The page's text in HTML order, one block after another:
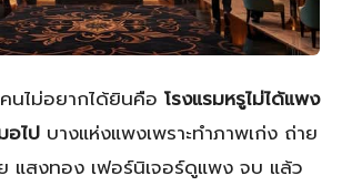
นไม่อยากได้ยินคือ โรงแรมหรูไม่ได้แพง
อไป บางแห่งแพงเพราะทำภาพเก่ง ถ่าย
แสงทอง เฟอร์นิเจอร์ดูแพง จบ แล้ว